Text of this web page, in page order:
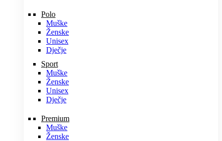
Polo
Muške
Ženske
Unisex
Dječje
Sport
Muške
Ženske
Unisex
Dječje
Premium
Muške
Ženske